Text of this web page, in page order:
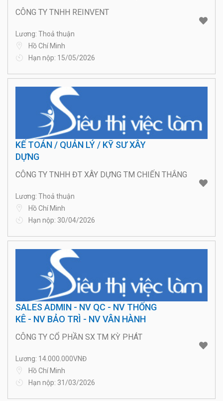
CÔNG TY TNHH REINVENT
Lương: Thoả thuận
Hồ Chí Minh
Hạn nộp: 15/05/2026
KẾ TOÁN / QUẢN LÝ / KỸ SƯ XÂY
DỰNG
CÔNG TY TNHH ĐT XÂY DỰNG TM CHIẾN THẮNG
Lương: Thoả thuận
Hồ Chí Minh
Hạn nộp: 30/04/2026
SALES ADMIN - NV QC - NV THỐNG
KÊ - NV BẢO TRÌ - NV VÂN HÀNH
CÔNG TY CỔ PHẦN SX TM KỲ PHÁT
Lương: 14.000.000VNĐ
Hồ Chí Minh
Hạn nộp: 31/03/2026